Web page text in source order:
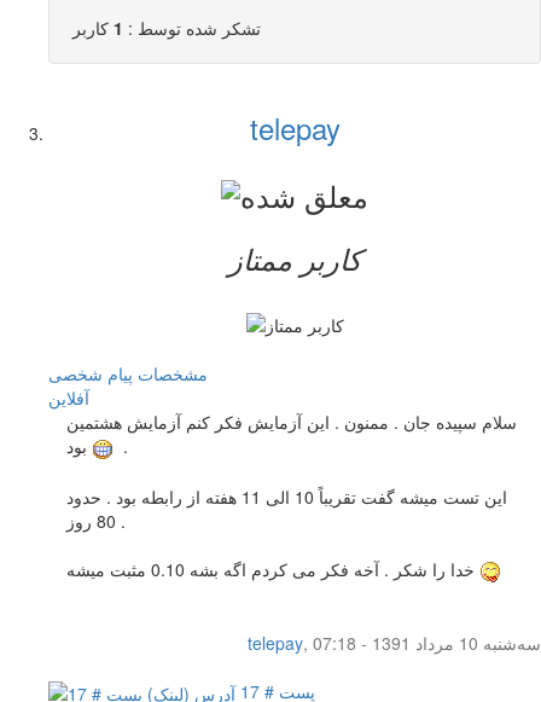
تشکر شده توسط : 1 کاربر
telepay
کاربر ممتاز
مشخصات پیام شخصی
آفلاين
سلام سپیده جان . ممنون . این آزمایش فکر کنم آزمایش هشتمین
.
این تست میشه گفت تقریباً 10 الی 11 هفته از رابطه بود . حدود
80 روز .
telepay,
سه‌شنبه 10 مرداد 1391 - 07:18
پست # 17